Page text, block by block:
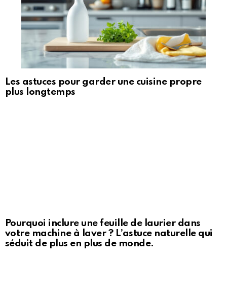
Les astuces pour garder une cuisine propre
plus longtemps
Pourquoi inclure une feuille de laurier dans
votre machine à laver ? L’astuce naturelle qui
séduit de plus en plus de monde.